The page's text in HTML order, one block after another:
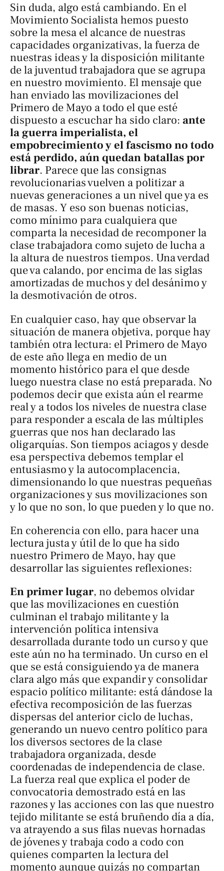
Sin duda, algo está cambiando. En el
Movimiento Socialista hemos puesto
sobre la mesa el alcance de nuestras
capacidades organizativas, la fuerza de
nuestras ideas y la disposición militante
de la juventud trabajadora que se agrupa
en nuestro movimiento. El mensaje que
han enviado las movilizaciones del
Primero de Mayo a todo el que esté
dispuesto a escuchar ha sido claro: ante
la guerra imperialista, el
empobrecimiento y el fascismo no todo
está perdido, aún quedan batallas por
librar. Parece que las consignas
revolucionarias vuelven a politizar a
nuevas generaciones a un nivel que ya es
de masas. Y eso son buenas noticias,
como mínimo para cualquiera que
comparta la necesidad de recomponer la
clase trabajadora como sujeto de lucha a
la altura de nuestros tiempos. Una verdad
que va calando, por encima de las siglas
amortizadas de muchos y del desánimo y
la desmotivación de otros.
En cualquier caso, hay que observar la
situación de manera objetiva, porque hay
también otra lectura: el Primero de Mayo
de este año llega en medio de un
momento histórico para el que desde
luego nuestra clase no está preparada. No
podemos decir que exista aún el rearme
real y a todos los niveles de nuestra clase
para responder a escala de las múltiples
guerras que nos han declarado las
oligarquías. Son tiempos aciagos y desde
esa perspectiva debemos templar el
entusiasmo y la autocomplacencia,
dimensionando lo que nuestras pequeñas
organizaciones y sus movilizaciones son
y lo que no son, lo que pueden y lo que no.
En coherencia con ello, para hacer una
lectura justa y útil de lo que ha sido
nuestro Primero de Mayo, hay que
desarrollar las siguientes reflexiones:
En primer lugar, no debemos olvidar
que las movilizaciones en cuestión
culminan el trabajo militante y la
intervención política intensiva
desarrollada durante todo un curso y que
este aún no ha terminado. Un curso en el
que se está consiguiendo ya de manera
clara algo más que expandir y consolidar
espacio político militante: está dándose la
efectiva recomposición de las fuerzas
dispersas del anterior ciclo de luchas,
generando un nuevo centro político para
los diversos sectores de la clase
trabajadora organizada, desde
coordenadas de independencia de clase.
La fuerza real que explica el poder de
convocatoria demostrado está en las
razones y las acciones con las que nuestro
tejido militante se está bruñendo día a día,
va atrayendo a sus filas nuevas hornadas
de jóvenes y trabaja codo a codo con
quienes comparten la lectura del
momento aunque quizás no compartan